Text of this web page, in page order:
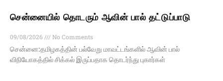
சென்னையில் தொடரும் ஆவின் பால் தட்டுப்பாடு
09/08/2026
No Comments
சென்னை:தமிழகத்தின் பல்வேறு மாவட்டங்களில் ஆவின் பால்
விநியோகத்தில் சிக்கல் இருப்பதாக தொடர்ந்து புகார்கள்